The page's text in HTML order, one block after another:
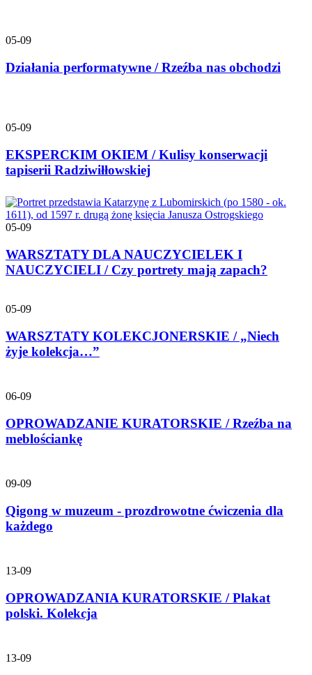
05-09
Działania performatywne / Rzeźba nas obchodzi
05-09
EKSPERCKIM OKIEM / Kulisy konserwacji
tapiserii Radziwiłłowskiej
05-09
WARSZTATY DLA NAUCZYCIELEK I
NAUCZYCIELI / Czy portrety mają zapach?
05-09
WARSZTATY KOLEKCJONERSKIE / „Niech
żyje kolekcja…”
06-09
OPROWADZANIE KURATORSKIE / Rzeźba na
meblościankę
09-09
Qigong w muzeum - prozdrowotne ćwiczenia dla
każdego
13-09
OPROWADZANIA KURATORSKIE / Plakat
polski. Kolekcja
13-09